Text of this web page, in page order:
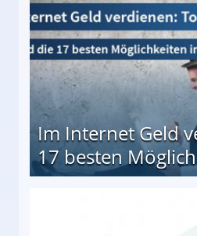
Im Internet Geld
17 besten